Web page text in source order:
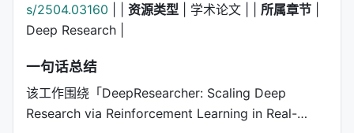
s/2504.03160
资源类型 | 学术论文 | | 所属章节
Deep Research |
一句话总结
该工作围绕「DeepResearcher: Scaling Deep
Research via Reinforcement Learning in Real-…